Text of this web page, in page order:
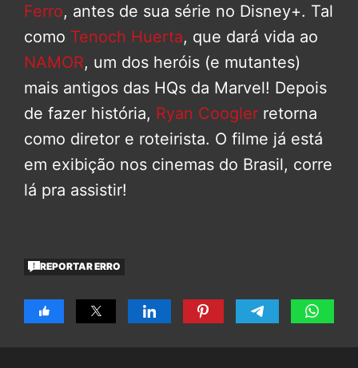
Ferro, antes de sua série no Disney+. Tal
como Tenoch Huerta, que dará vida ao
NAMOR, um dos heróis (e mutantes)
mais antigos das HQs da Marvel! Depois
de fazer história, Ryan Coogler retorna
como diretor e roteirista. O filme já está
em exibição nos cinemas do Brasil, corre
lá pra assistir!
REPORTAR ERRO